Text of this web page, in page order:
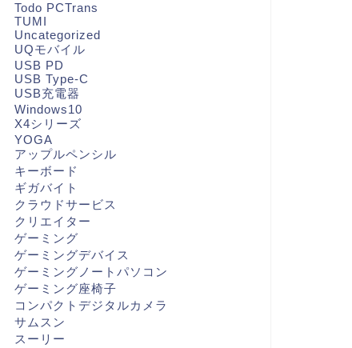
Todo PCTrans
TUMI
Uncategorized
UQモバイル
USB PD
USB Type-C
USB充電器
Windows10
X4シリーズ
YOGA
アップルペンシル
キーボード
ギガバイト
クラウドサービス
クリエイター
ゲーミング
ゲーミングデバイス
ゲーミングノートパソコン
ゲーミング座椅子
コンパクトデジタルカメラ
サムスン
スーリー